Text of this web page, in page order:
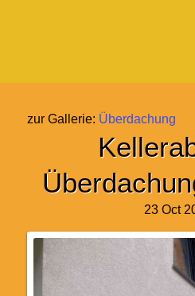
zur Gallerie: Überdachung
23 Oct